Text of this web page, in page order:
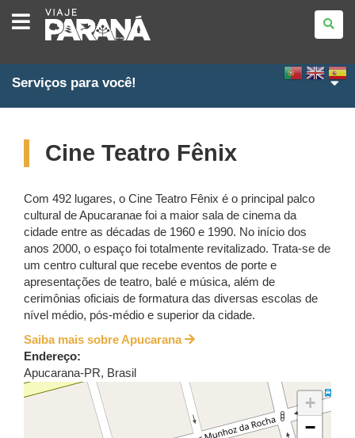
VIAJE
PARANÁ
Serviços para você!
Cine Teatro Fênix
Com 492 lugares, o Cine Teatro Fênix é o principal palco
cultural de Apucaranae foi a maior sala de cinema da
cidade entre as décadas de 1960 e 1990. No início dos
anos 2000, o espaço foi totalmente revitalizado. Trata-se de
um centro cultural que recebe eventos de porte e
apresentações de teatro, balé e música, além de
cerimônias oficiais de formatura das diversas escolas de
nível médio, pós-médio e superior da cidade.
Saiba mais sobre Apucarana
Endereço:
Apucarana-PR, Brasil
+
−